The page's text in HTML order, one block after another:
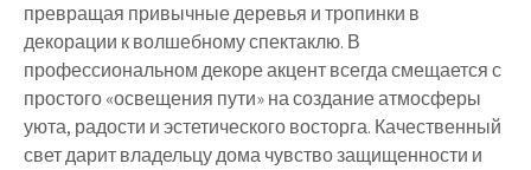
превращая привычные деревья и тропинки в
декорации к волшебному спектаклю. В
профессиональном декоре акцент всегда смещается с
простого «освещения пути» на создание атмосферы
уюта, радости и эстетического восторга. Качественный
свет дарит владельцу дома чувство защищенности и